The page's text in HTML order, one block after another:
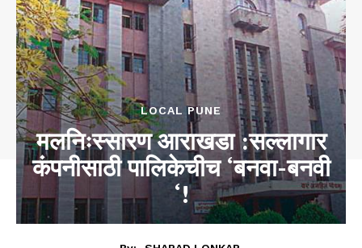
LOCAL PUNE
मलनिःस्सारण आराखडा :सल्लागार
कंपनीसाठी पालिकेचीच ‘बनवा-बनवी
‘!